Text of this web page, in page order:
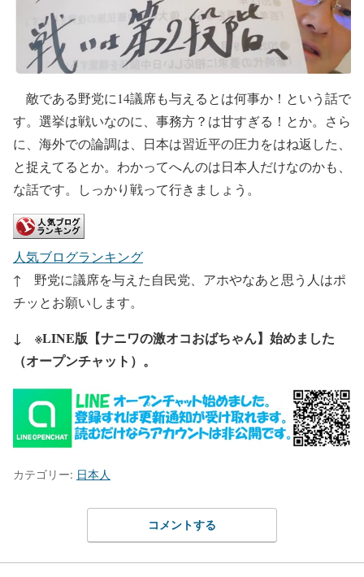
敵である野党に14議席も与えるとは何事か！という話で
す。選挙は戦いなのに、事務方？は甘すぎる！とか。さら
に、海外での論調は、日本は習近平の圧力をはね返した、
と捉えてるとか。わかってへんのは日本人だけなのかも、
な話です。しっかり戦って行きましょう。
人気ブログランキング
↑ 野党に議席を与えた自民党、アホやなあと思う人はポ
チッとお願いします。
↓ ※LINE版【ナニワの激オコおばちゃん】始めました
（オープンチャット）。
カテゴリー: 日本人
コメントする